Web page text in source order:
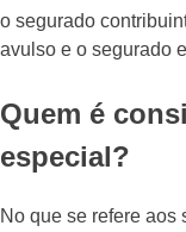
o segurado
avulso e o segurado
Quem é
especial?
No que se refere aos